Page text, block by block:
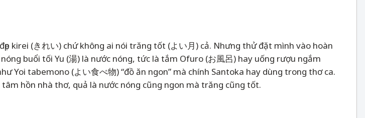
kirei (きれい) chứ không ai nói trăng tốt (よい月) cả. Nhưng thử đặt mình vào hoàn
buổi tối Yu (湯) là nước nóng, tức là tắm Ofuro (お風呂) hay uống rượu ngắm
Yoi tabemono (よい食べ物) “đồ ăn ngon” mà chính Santoka hay dùng trong thơ ca.
hồn nhà thơ, quả là nước nóng cũng ngon mà trăng cũng tốt.